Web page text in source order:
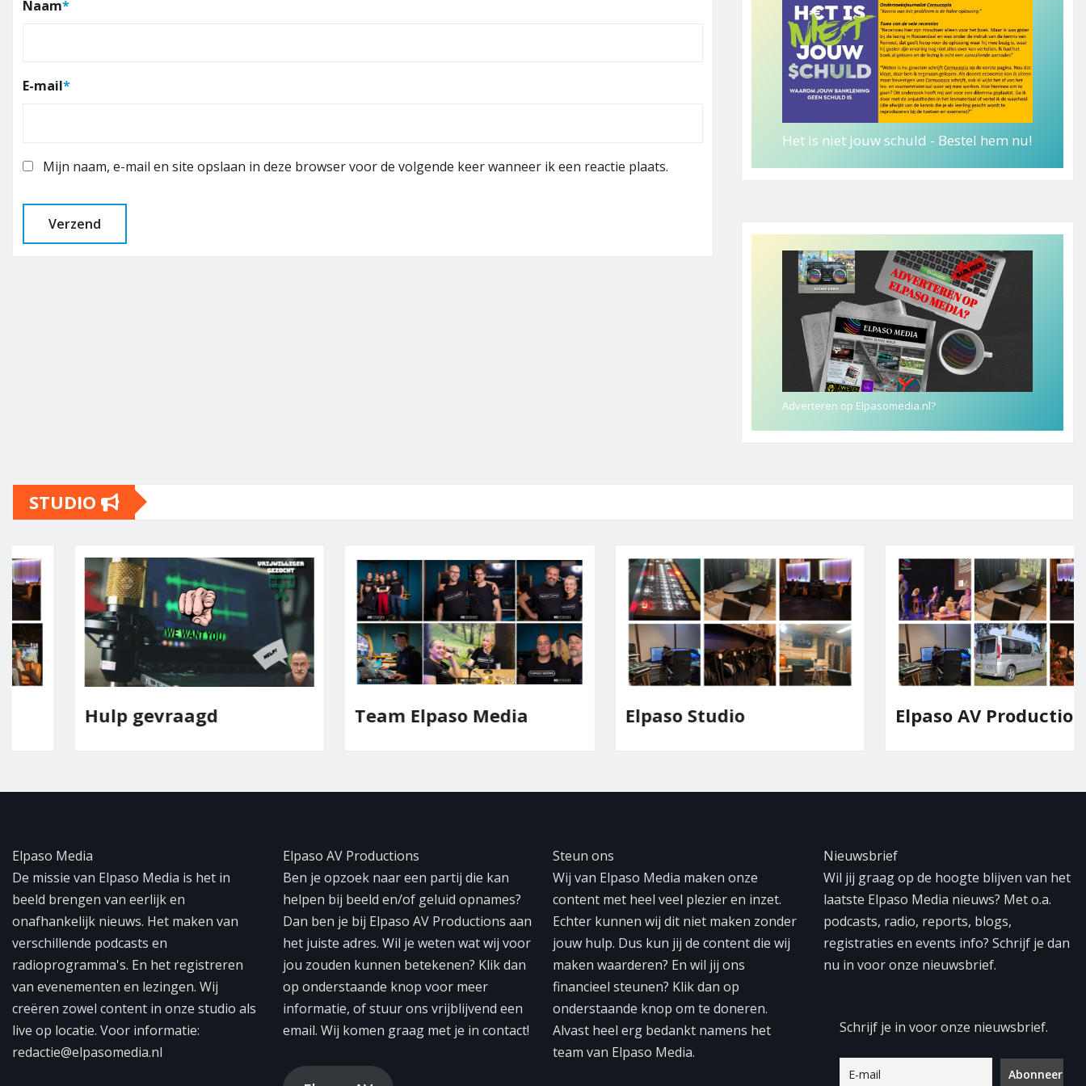
Naam*
E-mail*
Mijn naam, e-mail en site opslaan in deze browser voor de volgende keer wanneer ik een reactie plaats.
Het is niet jouw schuld - Bestel hem nu!
Adverteren op Elpasomedia.nl?
STUDIO
Hulp gevraagd Team Elpaso Media Elpaso Studio Elpaso AV Productions
Elpaso Media
De missie van Elpaso Media is het in
beeld brengen van eerlijk en
onafhankelijk nieuws. Het maken van
verschillende podcasts en
radioprogramma's. En het registreren
van evenementen en lezingen. Wij
creëren zowel content in onze studio als
live op locatie. Voor informatie:
redactie@elpasomedia.nl
Elpaso AV Productions
Ben je opzoek naar een partij die kan
helpen bij beeld en/of geluid opnames?
Dan ben je bij Elpaso AV Productions aan
het juiste adres. Wil je weten wat wij voor
jou zouden kunnen betekenen? Klik dan
op onderstaande knop voor meer
informatie, of stuur ons vrijblijvend een
email. Wij komen graag met je in contact!
Steun ons
Wij van Elpaso Media maken onze
content met heel veel plezier en inzet.
Echter kunnen wij dit niet maken zonder
jouw hulp. Dus kun jij de content die wij
maken waarderen? En wil jij ons
financieel steunen? Klik dan op
onderstaande knop om te doneren.
Alvast heel erg bedankt namens het
team van Elpaso Media.
Nieuwsbrief
Wil jij graag op de hoogte blijven van het
laatste Elpaso Media nieuws? Met o.a.
podcasts, radio, reports, blogs,
registraties en events info? Schrijf je dan
nu in voor onze nieuwsbrief.
Schrijf je in voor onze nieuwsbrief.